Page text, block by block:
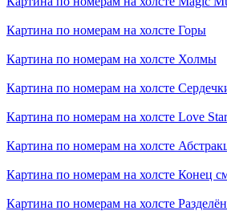
Картина по номерам на холсте Горы
Картина по номерам на холсте Холмы
Картина по номерам на холсте
Картина по номерам на холсте Love Star
Картина по номерам на холсте
Картина по номерам на холсте Конец
Картина по номерам на холсте